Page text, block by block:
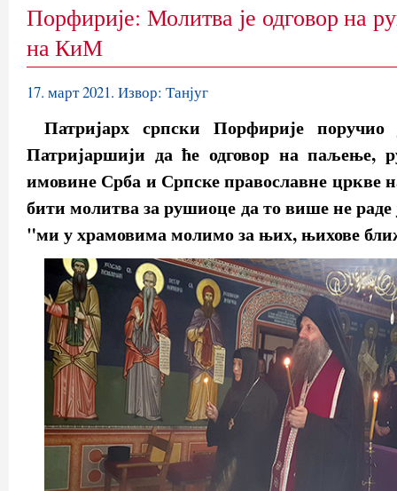
Порфирије: Молитва је одговор на
на КиМ
17. март 2021. Извор: Танјуг
Патријарх српски Порфирије
Патријаршији да ће одговор на паљење,
имовине Срба и Српске православне цркве
бити молитва за рушиоце да то више не раде
"ми у храмовима молимо за њих, њихове